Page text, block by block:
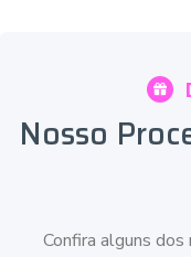
Nosso
Confira alguns